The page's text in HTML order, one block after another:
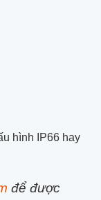
hình IP66 hay
để được